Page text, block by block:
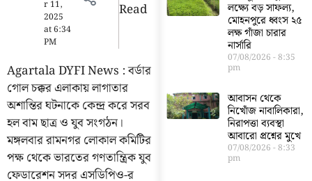
r 11,
2025
at6:34
PM
Read
Agartala DYFI News : বর্ডার
গোল চক্কর এলাকায় লাগাতার
অশান্তির ঘটনাকে কেন্দ্র করে সরব
হল বাম ছাত্র ও যুব সংগঠন।
মঙ্গলবার রামনগর লোকাল কমিটির
পক্ষ থেকে ভারতের গণতান্ত্রিক যুব
ফেডারেশন সদর এসডিপিও-র
লক্ষ্যে বড় সাফল্য,
মোহনপুরে ধ্বংস ২৫
লক্ষ গাঁজা চারার
নার্সারি
07/08/2026 8:35
pm
আবাসন থেকে
নিখোঁজ নাবালিকারা,
নিরাপত্তা ব্যবস্থা
আবারো প্রশ্নের মুখে
07/08/2026 8:33
pm